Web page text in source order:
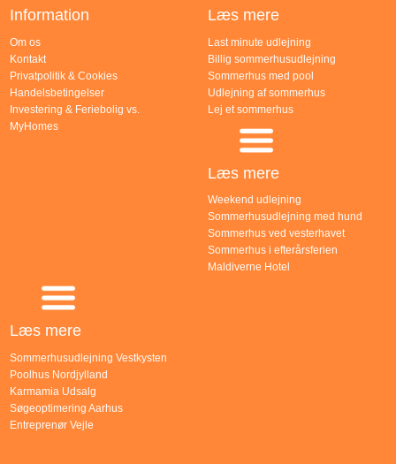
Information
Om os
Kontakt
Privatpolitik & Cookies
Handelsbetingelser
Investering & Feriebolig vs.
MyHomes
Læs mere
Last minute udlejning
Billig sommerhusudlejning
Sommerhus med pool
Udlejning af sommerhus
Lej et sommerhus
Læs mere
Weekend udlejning
Sommerhusudlejning med hund
Sommerhus ved vesterhavet
Sommerhus i efterårsferien
Maldiverne Hotel
Læs mere
Sommerhusudlejning Vestkysten
Poolhus Nordjylland
Karmamia Udsalg
Søgeoptimering Aarhus
Entreprenør Vejle